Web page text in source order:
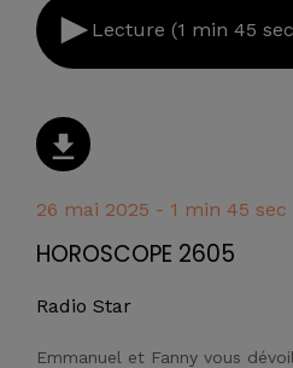
Lecture (1 min 45
26 mai 2025 - 1 min 45 sec
HOROSCOPE 2605
Radio Star
Emmanuel et Fanny vous